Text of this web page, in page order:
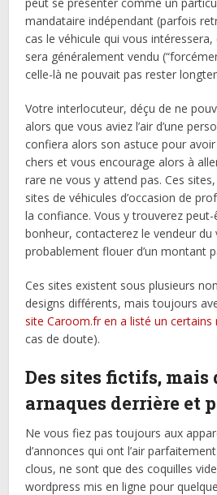
mandataire indépendant (parfois
cas le véhicule qui vous intéressera,
sera généralement vendu
celle-là ne pouvait pas rester
Votre interlocuteur, déçu de ne
alors que vous aviez l’air d’une
confiera alors son astuce pour
chers et vous encourage alors à
rare ne vous y attend pas. Ces
sites de véhicules d’occasion de
la confiance. Vous y trouverez
bonheur, contacterez le vendeur
probablement flouer d’un montant
Ces sites existent sous plusieurs
designs différents, mais toujours
site Caroom.fr en a listé un certains
cas de doute).
Des sites fictifs, mais
arnaques derrière et
Ne vous fiez pas toujours aux
d’annonces qui ont l’air
clous, ne sont que des coquilles
wordpress mis en ligne pour